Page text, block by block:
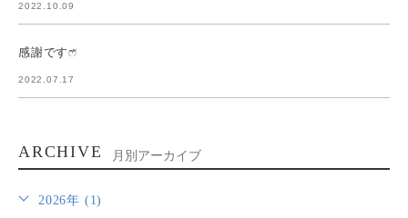
2022.10.09
感謝ですෆ̈
2022.07.17
ARCHIVE 月別アーカイブ
2026年 (1)